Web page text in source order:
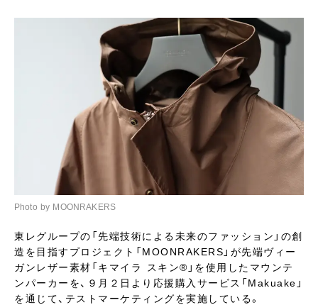
Photo by MOONRAKERS
東レグループの「先端技術による未来のファッション」の創
造を目指すプロジェクト「MOONRAKERS」が先端ヴィー
ガンレザー素材「キマイラ スキン®︎」を使用したマウンテ
ンパーカーを、９月２日より応援購入サービス「Makuake」
を通じて、テストマーケティングを実施している。